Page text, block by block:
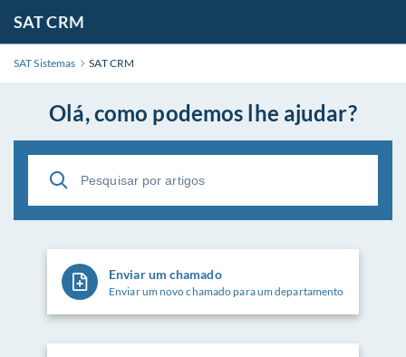
SAT CRM
SAT Sistemas SAT CRM
Olá, como podemos lhe ajudar?
Enviar um chamado
Enviar um novo chamado para um departamento